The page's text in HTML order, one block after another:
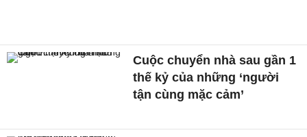
Cuộc chuyển nhà sau gần 1
thế kỷ của những ‘người
tận cùng mặc cảm’